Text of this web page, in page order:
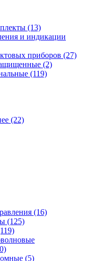
(13)
и индикации
приборов (27)
(2)
(119)
(22)
(16)
(125)
(5)